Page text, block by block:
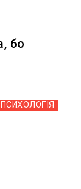
бо
ПСИХОЛОГІЯ